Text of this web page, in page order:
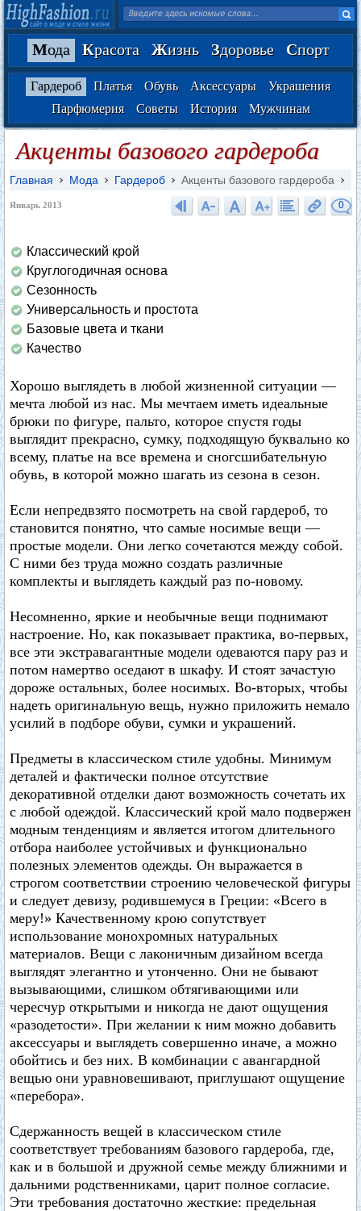
Мода Красота Жизнь Здоровье Спорт
Гардероб Платья Обувь Аксессуары
Украшения
Парфюмерия
Советы История Мужчинам
Акценты базового гардероба
Главная Мода Гардероб Акценты базового гардероба
Январь 2013 0
Классический крой
Круглогодичная основа
Сезонность
Универсальность и простота
Базовые цвета и ткани
Качество
Хорошо выглядеть в любой жизненной ситуации —
мечта любой из нас. Мы мечтаем иметь идеальные
брюки по фигуре, пальто, которое спустя годы
выглядит прекрасно, сумку, подходящую буквально ко
всему, платье на все времена и сногсшибательную
обувь, в которой можно шагать из сезона в сезон.
Если непредвзято посмотреть на свой гардероб, то
становится понятно, что самые носимые вещи —
простые модели. Они легко сочетаются между собой.
С ними без труда можно создать различные
комплекты и выглядеть каждый раз по-новому.
Несомненно, яркие и необычные вещи поднимают
настроение. Но, как показывает практика, во-первых,
все эти экстравагантные модели одеваются пару раз и
потом намертво оседают в шкафу. И стоят зачастую
дороже остальных, более носимых. Во-вторых, чтобы
надеть оригинальную вещь, нужно приложить немало
усилий в подборе обуви, сумки и украшений.
Предметы в классическом стиле удобны. Минимум
деталей и фактически полное отсутствие
декоративной отделки дают возможность сочетать их
с любой одеждой. Классический крой мало подвержен
модным тенденциям и является итогом длительного
отбора наиболее устойчивых и функционально
полезных элементов одежды. Он выражается в
строгом соответствии строению человеческой фигуры
и следует девизу, родившемуся в Греции: «Всего в
меру!» Качественному крою сопутствует
использование монохромных натуральных
материалов. Вещи с лаконичным дизайном всегда
выглядят элегантно и утонченно. Они не бывают
вызывающими, слишком обтягивающими или
чересчур открытыми и никогда не дают ощущения
«разодетости». При желании к ним можно добавить
аксессуары и выглядеть совершенно иначе, а можно
обойтись и без них. В комбинации с авангардной
вещью они уравновешивают, приглушают ощущение
«перебора».
Сдержанность вещей в классическом стиле
соответствует требованиям базового гардероба, где,
как и в большой и дружной семье между ближними и
дальними родственниками, царит полное согласие.
Эти требования достаточно жесткие: предельная